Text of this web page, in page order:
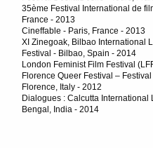
35ème Festival International de
France - 2013
Cineffable - Paris, France - 2013
XI Zinegoak, Bilbao International
Festival - Bilbao, Spain - 2014
London Feminist Film Festival
Florence Queer Festival –
Florence, Italy - 2012
Dialogues : Calcutta International
Bengal, India - 2014